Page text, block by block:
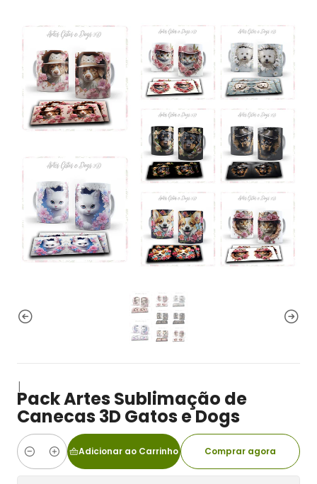
|
Pack Artes Sublimação de
Canecas 3D Gatos e Dogs
Quantidade
Adicionar ao Carrinho Comprar agora